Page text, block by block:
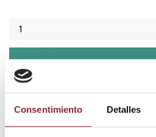
Consentimiento Detalles
¿Tienes dudas?